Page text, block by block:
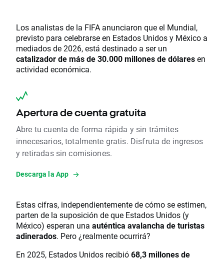
Los analistas de la FIFA anunciaron que el Mundial,
previsto para celebrarse en Estados Unidos y México a
mediados de 2026, está destinado a ser un
catalizador de más de 30.000 millones de dólaresen
actividad económica.
Apertura de cuenta gratuita
Abre tu cuenta de forma rápida y sin trámites
innecesarios, totalmente gratis. Disfruta de ingresos
y retiradas sin comisiones.
Descarga la App
Estas cifras, independientemente de cómo se estimen,
parten de la suposición de que Estados Unidos (y
México) esperan una auténtica avalancha de turistas
adinerados. Pero ¿realmente ocurrirá?
En 2025, Estados Unidos recibió68,3 millones de